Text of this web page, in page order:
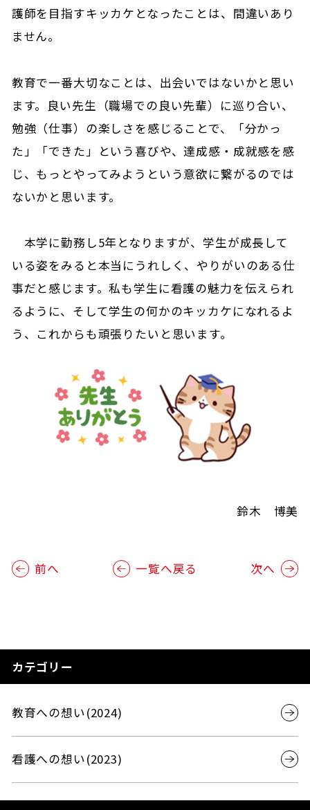
護師を目指すキッカケとなったことは、間違いあり
ません。
教育で一番大切なことは、出会いではないかと思い
ます。良い先生（職場での良い先輩）に巡り合い、
勉強（仕事）の楽しさを感じることで、「分かっ
た」「できた」という喜びや、達成感・成就感を感
じ、もっとやってみようという意欲に繋がるのでは
ないかと思います。
本学に勤務し5年となりますが、学生が成長して
いる姿をみると本当にうれしく、やりがいのある仕
事だと感じます。私も学生に看護の魅力を伝えられ
るように、そして学生の何かのキッカケになれるよ
う、これからも頑張りたいと思います。
鈴木 博美
前へ 一覧へ戻る 次へ
カテゴリー
教育への想い(2024)
看護への想い(2023)